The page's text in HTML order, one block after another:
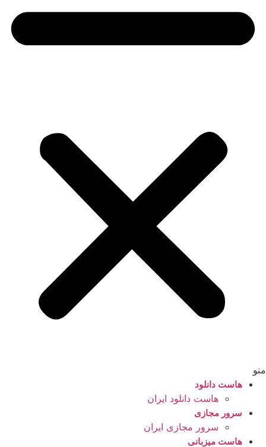
منو
هاست دانلود
هاست دانلود ایران
سرور مجازی
سرور مجازی ایران
هاست میزبانی